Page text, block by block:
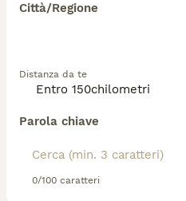
Città/Regione
Distanza da te
Parola chiave
0/100 caratteri